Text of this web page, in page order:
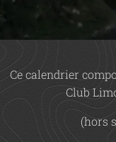
Ce calendrier
Club
(hors